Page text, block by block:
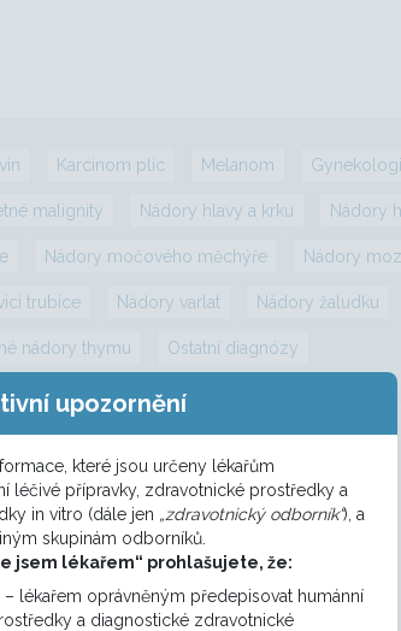
Karcinom plic Melanom
malignity Nádory hlavy a krku Nádory
Nádory močového měchýře Nádory
trubice Nádory varlat Nádory žaludku
nádory thymu Ostatní diagnózy
upozornění
které jsou určeny lékařům
léčivé přípravky, zdravotnické prostředky a
in vitro (dále jen „zdravotnický odborník“), a
skupinám odborníků.
jsem lékařem“ prohlašujete, že:
lékařem oprávněným předepisovat humánní
a diagnostické zdravotnické